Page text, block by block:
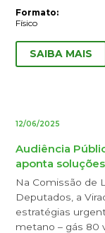
Formato:
Físico
SAIBA MAIS
12/06/2025
Audiência
aponta
Na Comissão de
Deputados, a
estratégias
metano – gás 80